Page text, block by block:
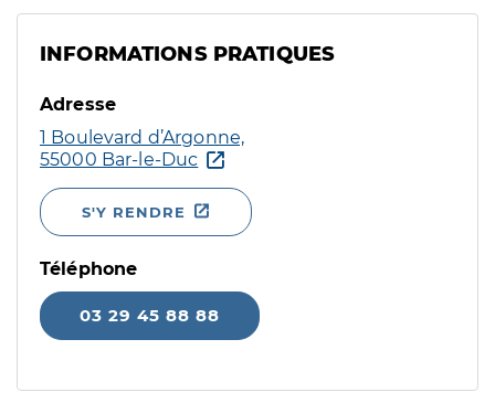
INFORMATIONS PRATIQUES
Adresse
1 Boulevard d’Argonne,
55000 Bar-le-Duc
S'Y RENDRE
Téléphone
03 29 45 88 88